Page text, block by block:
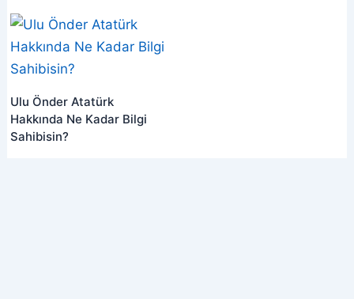
Ulu Önder Atatürk
Hakkında Ne Kadar Bilgi
Sahibisin?